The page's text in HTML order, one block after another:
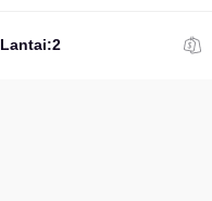
Lantai:2